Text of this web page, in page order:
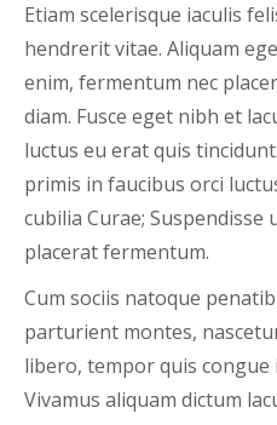
Etiam scelerisque iaculis
hendrerit vitae. Aliquam
enim, fermentum nec
diam. Fusce eget nibh et
luctus eu erat quis
primis in faucibus orci
cubilia Curae; Suspendisse
placerat fermentum.
Cum sociis natoque
parturient montes,
libero, tempor quis
Vivamus aliquam dictum